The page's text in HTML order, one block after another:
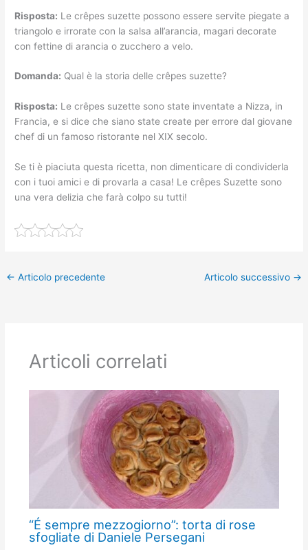
Risposta: Le crêpes suzette possono essere servite piegate a
triangolo e irrorate con la salsa all’arancia, magari decorate
con fettine di arancia o zucchero a velo.
Domanda: Qual è la storia delle crêpes suzette?
Risposta: Le crêpes suzette sono state inventate a Nizza, in
Francia, e si dice che siano state create per errore dal giovane
chef di un famoso ristorante nel XIX secolo.
Se ti è piaciuta questa ricetta, non dimenticare di condividerla
con i tuoi amici e di provarla a casa! Le crêpes Suzette sono
una vera delizia che farà colpo su tutti!
← Articolo precedente Articolo successivo →
Articoli correlati
“É sempre mezzogiorno”: torta di rose
sfogliate di Daniele Persegani